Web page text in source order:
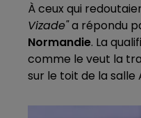
À ceux qui
Vizade"a répondu
Normandie. La
comme le veut la
sur le toit de la salle